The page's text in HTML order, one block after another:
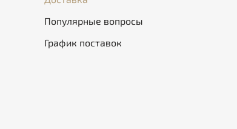
Популярные вопросы
График поставок